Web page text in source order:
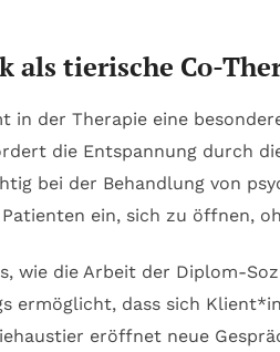
als tierische Co-
in der Therapie eine
die Entspannung durch
bei der Behandlung von
ein, sich zu öffnen,
wie die Arbeit der Diplom-
ermöglicht, dass sich
eröffnet neue